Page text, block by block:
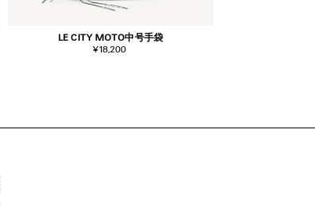
LE CITY MOTO中号手袋
¥18,200